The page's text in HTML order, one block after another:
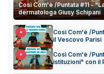
Così Com'è /Puntata #11 -
dermatologa Giusy Schipani
Così Com'è /
il Vescovo Parisi
Così Com'è /
istituzioni" con il